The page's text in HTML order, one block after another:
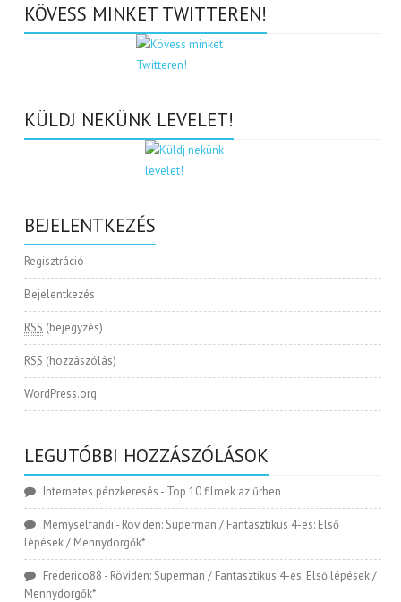
KÖVESS MINKET TWITTEREN!
KÜLDJ NEKÜNK LEVELET!
BEJELENTKEZÉS
Regisztráció
Bejelentkezés
RSS (bejegyzés)
RSS (hozzászólás)
WordPress.org
LEGUTÓBBI HOZZÁSZÓLÁSOK
Internetes pénzkeresés - Top 10 filmek az űrben
Memyselfandi - Röviden: Superman / Fantasztikus 4-es: Első
lépések / Mennydörgők*
Frederico88 - Röviden: Superman / Fantasztikus 4-es: Első lépések /
Mennydörgők*